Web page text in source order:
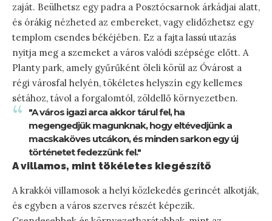
zaját. Beülhetsz egy padra a Posztócsarnok árkádjai alatt,
és órákig nézheted az embereket, vagy elidőzhetsz egy
templom csendes békéjében. Ez a fajta lassú utazás
nyitja meg a szemeket a város valódi szépsége előtt. A
Planty park, amely gyűrűként öleli körül az Óvárost a
régi városfal helyén, tökéletes helyszín egy kellemes
sétához, távol a forgalomtól, zöldellő környezetben.
"A város igazi arca akkor tárul fel, ha
megengedjük magunknak, hogy eltévedjünk a
macskaköves utcákon, és minden sarkon egy új
történetet fedezzünk fel."
A villamos, mint tökéletes kiegészítő
A krakkói villamosok a helyi közlekedés gerincét alkotják,
és egyben a város szerves részét képezik.